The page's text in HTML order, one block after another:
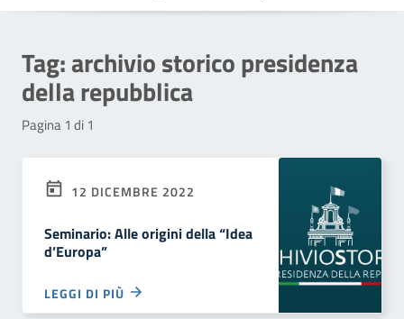
Tag:archivio storico presidenza
della repubblica
Pagina 1 di 1
12 DICEMBRE 2022
Seminario: Alle origini della “Idea
d’Europa”
LEGGI DI PIÙ